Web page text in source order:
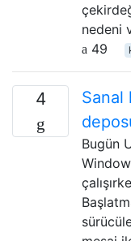
nedeni
49
4
Sanal
Bugün